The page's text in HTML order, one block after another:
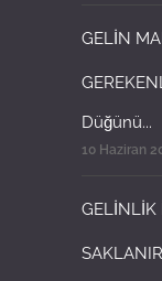
GELİN
Düğünü...
10 Haziran
GELİNLİK